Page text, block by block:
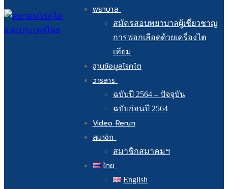
พยาบาล
สมัครสอบพยาบาลผู้เชี่ยวชาญ
การฟอกเลือดด้วยเครื่องไต
เทียม
ฐานข้อมูลโรคไต
วารสาร
ฉบับปี 2564 – ปัจจุบัน
ฉบับก่อนปี 2564
Video Rerun
สมาชิก
สมาชิกสมาคมฯ
ไทย
English